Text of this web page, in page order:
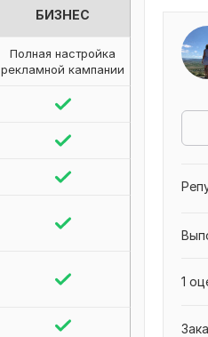
БИЗНЕС
Полная настройка
рекламной кампании
1